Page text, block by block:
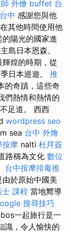
外燴 buffet 台
中 感謝您與他
其他時間使用他
陽光的國家進
島日本恩森。
煌的時期，從
日本巡遊。 推
的奇蹟，這些奇
們熱情和熱情的
足道。 西西
wordpress seo
sea 台中 外燴
按摩 nalti 杜拜簽
路稱為文化 數位
台中按摩排毒推
於原始中國美
士 課程 當地嚮導
搜尋技巧
一起旅行是一
識，令人愉快的